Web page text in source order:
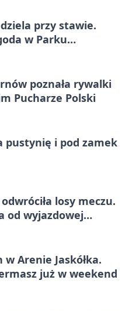
przy stawie.
w Parku
poznała rywalki
Pucharze Polski
pustynię i pod zamek
losy meczu.
od wyjazdowej
w Arenie Jaskółka.
już w weekend